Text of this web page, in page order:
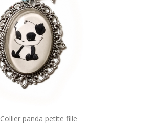
Collier panda petite fille